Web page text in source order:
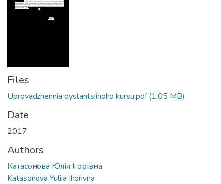
Files
Uprovadzhennia dystantsiinoho kursu.pdf(1.05 MB)
Date
2017
Authors
Катасонова Юлія Ігорівна
Katasonova Yuliia Ihorivna